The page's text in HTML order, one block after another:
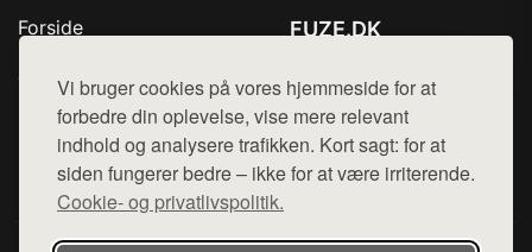
Vi bruger cookies på vores hjemmeside for at
forbedre din oplevelse, vise mere relevant
indhold og analysere trafikken. Kort sagt: for at
siden fungerer bedre – ikke for at være irriterende.
Cookie- og privatlivspolitik.
Forside
Top Rabatter
Kontakt
FUZE.DK
Mail: hej@want.dk
Cookie- og privatlivspolitik